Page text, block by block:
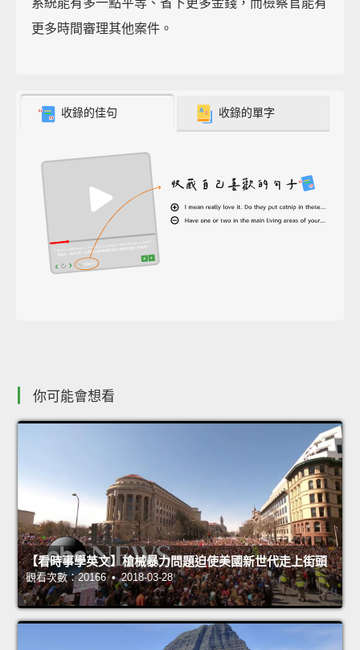
更多時間審理其他案件。
收錄的佳句 收錄的單字
你可能會想看
【看時事學英文】槍械暴力問題迫使美國新世代走上街頭
觀看次數：20166 • 2018-03-28